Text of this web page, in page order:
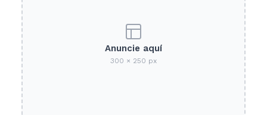
Anuncie aquí
300 × 250 px